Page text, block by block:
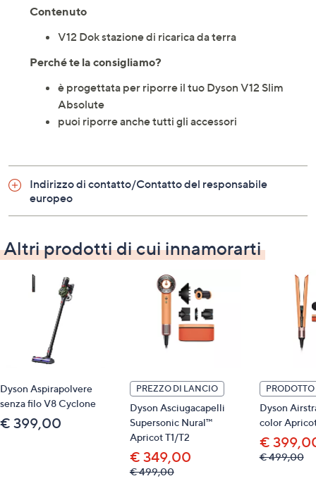
Contenuto
V12 Dok stazione di ricarica da terra
Perché te la consigliamo?
è progettata per riporre il tuo Dyson V12 Slim
Absolute
puoi riporre anche tutti gli accessori
Indirizzo di contatto/Contatto del responsabile
europeo
Altri prodotti di cui innamorarti
Dyson Aspirapolvere
senza filo V8 Cyclone
€ 399,00
PREZZO DI LANCIO
Dyson Asciugacapelli
Supersonic Nural™
Apricot T1/T2
€ 349,00
€ 499,00,
Dyson
color
€
€ 499,00,